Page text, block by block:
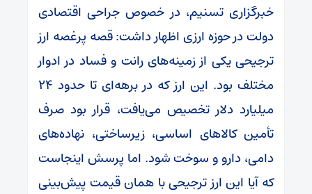
خبرگزاری تسنیم، در خصوص جراحی اقتصادی
دولت در حوزه ارزی اظهار داشت: قصه پرغصه ارز
ترجیحی یکی از زمینه‌های رانت و فساد در ادوار
مختلف بود. این ارز که در برهه‌ای تا حدود ۲۴
میلیارد دلار تخصیص می‌یافت، قرار بود صرف
تأمین کالاهای اساسی، زیرساختی، نهاده‌های
دامی، دارو و سوخت شود. اما پرسش اینجاست
که آیا این ارز ترجیحی با همان قیمت پیش‌بینی